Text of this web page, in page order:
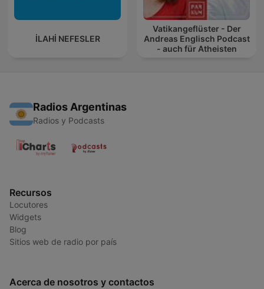
İLAHİ NEFESLER
Vatikangeflüster - Der
Andreas Englisch Podcast
- auch für Atheisten
Radios Argentinas
Radios y Podcasts
Recursos
Locutores
Widgets
Blog
Sitios web de radio por país
Acerca de nosotros y contactos